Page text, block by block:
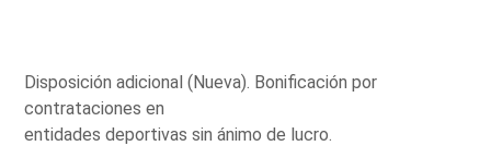
Disposición adicional (Nueva). Bonificación por
contrataciones en
entidades deportivas sin ánimo de lucro.